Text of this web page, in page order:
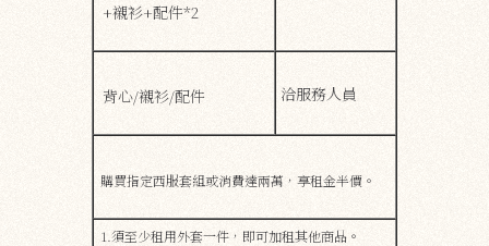
+襯衫+配件*2
背心/襯衫/配件 洽服務人員
購買指定西服套組或消費達兩萬，享租金半價。
1.須至少租用外套一件，即可加租其他商品。